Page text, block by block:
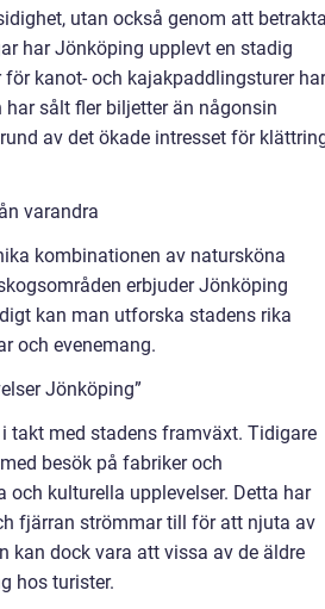
utan också genom att betrakta
har Jönköping upplevt en stadig
kanot- och kajakpaddlingsturer har
har sålt fler biljetter än någonsin
av det ökade intresset för
varandra
kombinationen av natursköna
erbjuder Jönköping
kan man utforska stadens rika
och evenemang.
Jönköping”
takt med stadens framväxt. Tidigare
besök på fabriker och
kulturella upplevelser. Detta har
fjärran strömmar till för att njuta av
kan dock vara att vissa av de äldre
hos turister.